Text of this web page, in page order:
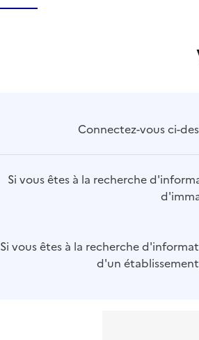
Connectez-vous ci-
Si vous êtes à la recherche
Si vous êtes à la recherche
d'un